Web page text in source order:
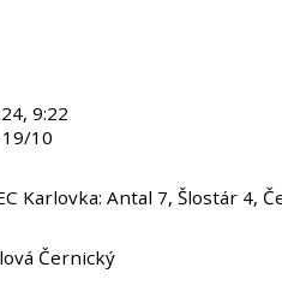
9:22
10
Karlovka: Antal 7, Šlostár 4,
Černický